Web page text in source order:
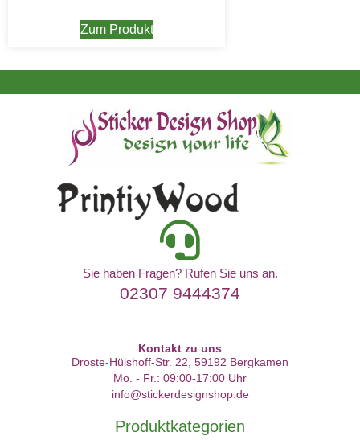
Zum Produkt
Sie haben Fragen? Rufen Sie uns an.
02307 9444374
Kontakt zu uns
Droste-Hülshoff-Str. 22, 59192 Bergkamen
Mo. - Fr.: 09:00-17:00 Uhr
info@stickerdesignshop.de
Produktkategorien